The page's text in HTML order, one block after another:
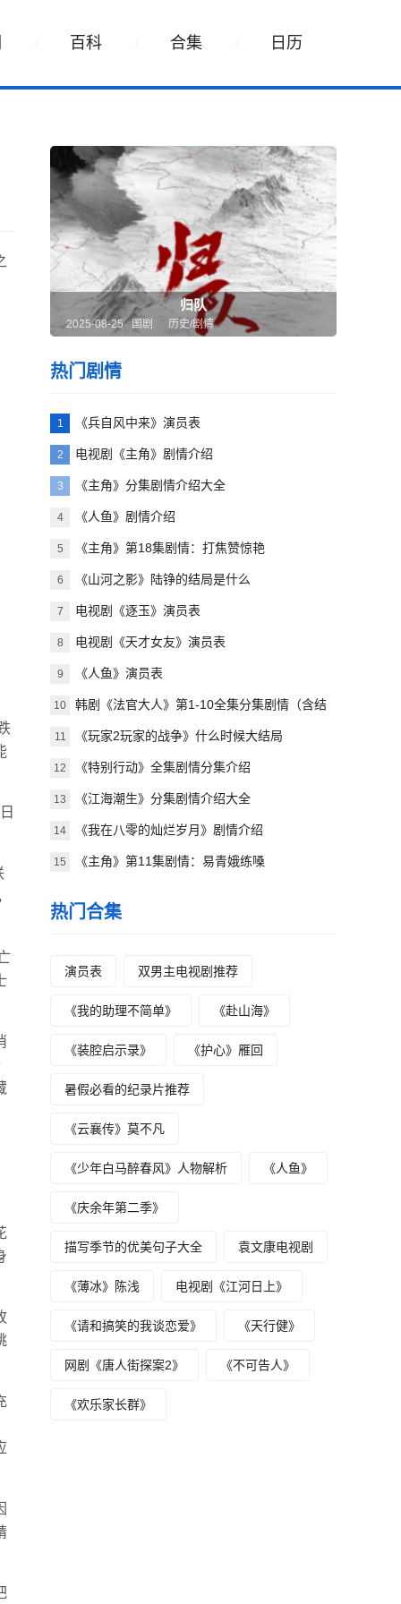
百科 合集 日历
归队
2025-08-25 国剧 历史/剧情
热门剧情
1 《兵自风中来》演员表
2 电视剧《主角》剧情介绍
3 《主角》分集剧情介绍大全
4 《人鱼》剧情介绍
5 《主角》第18集剧情：打焦赞惊艳
6 《山河之影》陆铮的结局是什么
7 电视剧《逐玉》演员表
8 电视剧《天才女友》演员表
9 《人鱼》演员表
10 韩剧《法官大人》第1-10全集分集剧情（含结
局）
11 《玩家2玩家的战争》什么时候大结局
12 《特别行动》全集剧情分集介绍
13 《江海潮生》分集剧情介绍大全
14 《我在八零的灿烂岁月》剧情介绍
15 《主角》第11集剧情：易青娥练嗓
热门合集
演员表 双男主电视剧推荐
《我的助理不简单》 《赴山海》
《装腔启示录》 《护心》雁回
暑假必看的纪录片推荐
《云襄传》莫不凡
《少年白马醉春风》人物解析 《人鱼》
《庆余年第二季》
描写季节的优美句子大全 袁文康电视剧
《薄冰》陈浅 电视剧《江河日上》
《请和搞笑的我谈恋爱》 《天行健》
网剧《唐人街探案2》 《不可告人》
《欢乐家长群》